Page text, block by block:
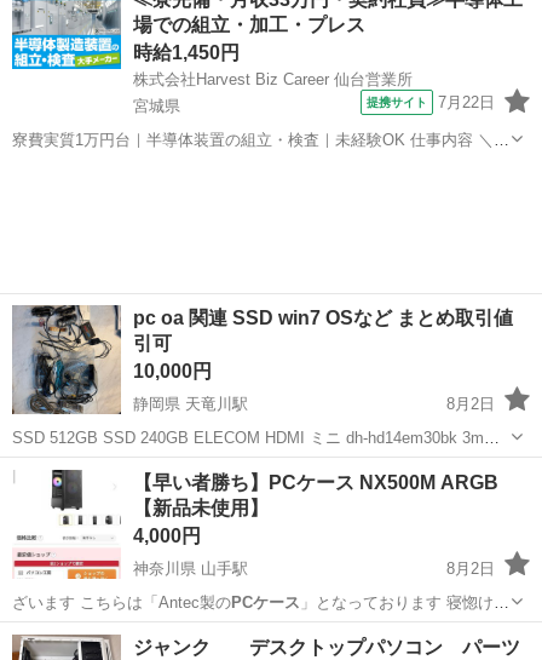
場での組立・加工・プレス
時給1,450円
株式会社Harvest Biz Career 仙台営業所
宮城県
提携サイト 7月22日
寮費実質1万円台｜半導体装置の組立・検査｜未経験OK 仕事内容 ＼半
pc oa 関連 SSD win7 OSなど まとめ取引値
引可
10,000円
静岡県 天竜川駅
8月2日
SSD 512GB SSD 240GB ELECOM HDMI ミニ dh-hd14em30bk 3m
sataケーブル 未開封 ×3 sataケーブル 開封済 ×4 PC用 LED 調光調色
リモコン欠品 モバイルバッ...
静岡 天竜川駅 その他
【早い者勝ち】PCケース NX500M ARGB
【新品未使用】
4,000円
神奈川県 山手駅
8月2日
ざいます こちらは「Antec製のPCケース 」となっております 寝惚けて
サ…
神奈川 横浜市 山手駅 デスクトップパソコン PCケース
ジャンク デスクトップパソコン パーツ